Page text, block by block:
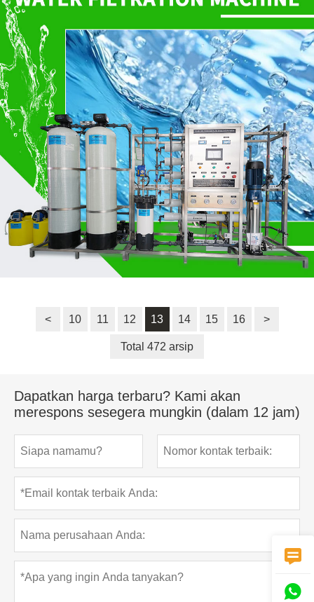
< 10 11 12 13 14 15 16 >
Total 472 arsip
Dapatkan harga terbaru? Kami akan
merespons sesegera mungkin (dalam 12 jam)

